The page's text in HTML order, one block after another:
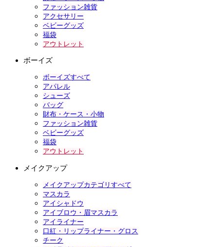
ファッション雑貨
アクセサリー
ベビーグッズ
福袋
アウトレット
ボーイズ
ボーイズすべて
アパレル
シューズ
バッグ
財布・ケース・小物
ファッション雑貨
ベビーグッズ
福袋
アウトレット
メイクアップ
メイクアップカテゴリすべて
マスカラ
アイシャドウ
アイブロウ・眉マスカラ
アイライナー
口紅・リップライナー・グロス
チーク